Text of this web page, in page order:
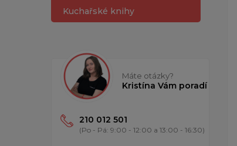
Kuchařské knihy
Máte otázky?
Kristína Vám poradí
210 012 501
(Po - Pá: 9:00 - 12:00 a 13:00 - 16:30)